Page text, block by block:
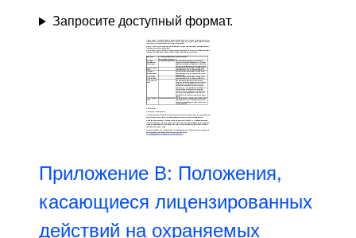
Запросите доступный формат.
Приложение B: Положения,
касающиеся лицензированных
действий на охраняемых